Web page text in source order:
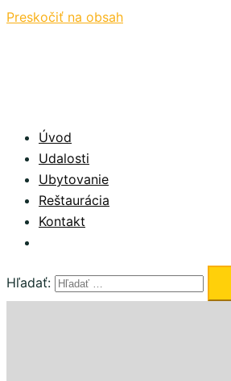
Preskočiť na obsah
Úvod
Udalosti
Ubytovanie
Reštaurácia
Kontakt
Hľadať: